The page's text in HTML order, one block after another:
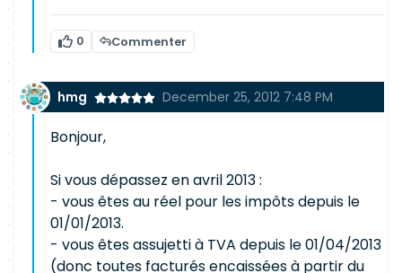
0 Commenter
hmg December 25, 2012 7:48 PM
Bonjour,
Si vous dépassez en avril 2013 :
- vous êtes au réel pour les impôts depuis le
01/01/2013.
- vous êtes assujetti à TVA depuis le 01/04/2013
(donc toutes facturés encaissées à partir du